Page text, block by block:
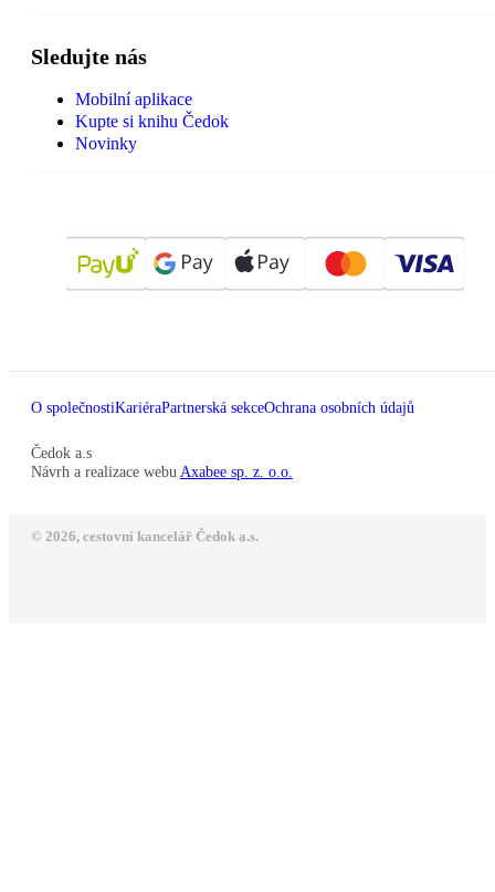
Sledujte nás
Mobilní aplikace
Kupte si knihu Čedok
Novinky
O společnostiKariéraPartnerská sekceOchrana osobních údajů
Čedok a.s
Návrh a realizace webu Axabee sp. z. o.o.
© 2026, cestovní kancelář Čedok a.s.